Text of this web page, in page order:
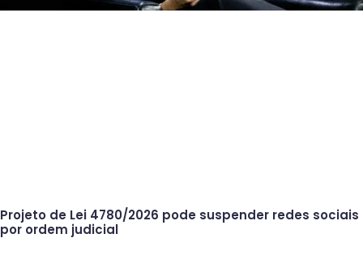
Projeto de Lei 4780/2026 pode suspender redes sociais
por ordem judicial